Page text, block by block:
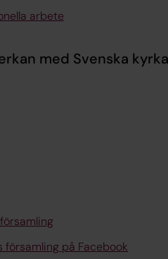
arbete
med Svenska
församling på Facebook